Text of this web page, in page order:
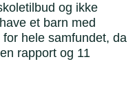
og ikke
et barn med
hele samfundet, da
rapport og 11